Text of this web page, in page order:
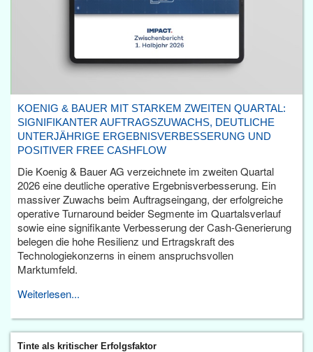
KOENIG & BAUER MIT STARKEM ZWEITEN QUARTAL:
SIGNIFIKANTER AUFTRAGSZUWACHS, DEUTLICHE
UNTERJÄHRIGE ERGEBNISVERBESSERUNG UND
POSITIVER FREE CASHFLOW
Die Koenig & Bauer AG verzeichnete im zweiten Quartal
2026 eine deutliche operative Ergebnisverbesserung. Ein
massiver Zuwachs beim Auftragseingang, der erfolgreiche
operative Turnaround beider Segmente im Quartalsverlauf
sowie eine signifikante Verbesserung der Cash-Generierung
belegen die hohe Resilienz und Ertragskraft des
Technologiekonzerns in einem anspruchsvollen
Marktumfeld.
Weiterlesen...
Tinte als kritischer Erfolgsfaktor